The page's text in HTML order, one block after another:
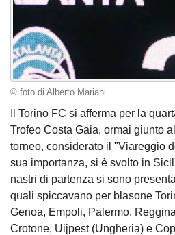
© foto di Alberto Mariani
Il Torino FC si afferma per la
Trofeo Costa Gaia, ormai giunto
torneo, considerato il "Viareggio
sua importanza, si è svolto in
nastri di partenza si sono
quali spiccavano per blasone
Genoa, Empoli, Palermo,
Crotone, Uijpest (Ungheria) e